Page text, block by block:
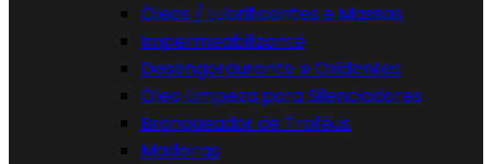
Óleos / Lubrificantes e Massas
Impermeabilizante
Desengordurante e Oxidentes
Óleo Limpeza para Silenciadores
Branqueador de Troféus
Madeiras